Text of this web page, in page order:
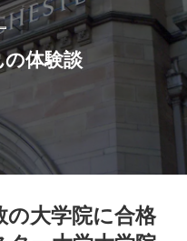
体験談
大学院に合格